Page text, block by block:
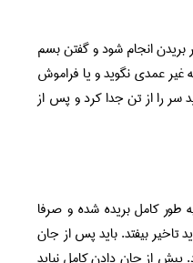
بریدن انجام شود و گفتن بسم
عمدی نگوید و یا فراموش
سر را از تن جدا کرد و پس از
طور کامل بریده شده و صرفا
بیفتد. باید پس از جان